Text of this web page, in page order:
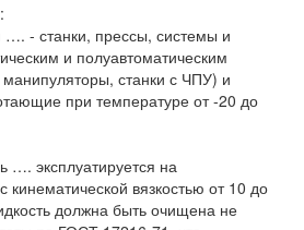
- станки, прессы, системы и
и полуавтоматическим
станки с ЧПУ) и
при температуре от -20 до
…. эксплуатируется на
вязкостью от 10 до
должна быть очищена не